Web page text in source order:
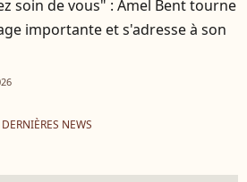
soin de vous" : Amel Bent tourne
importante et s'adresse à son
DERNIÈRES NEWS